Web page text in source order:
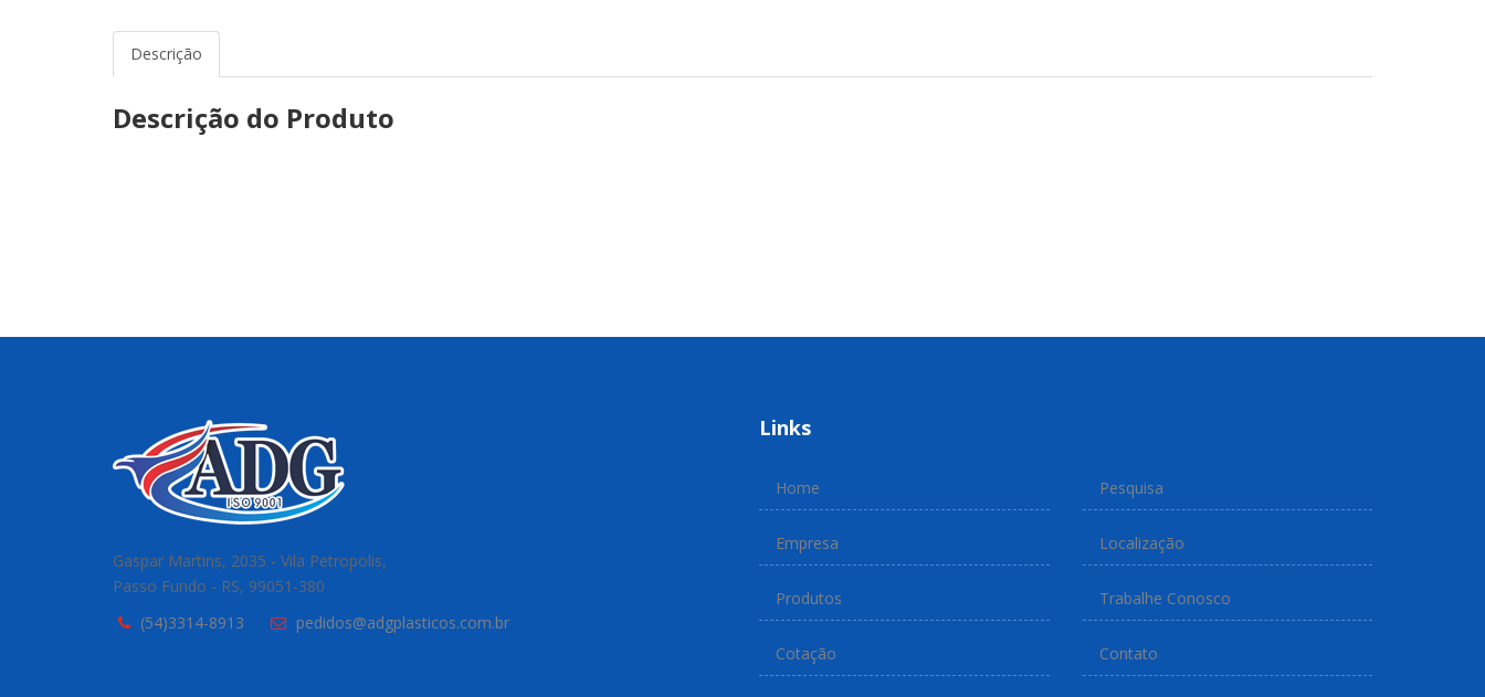
Descrição
Descrição do Produto
Gaspar Martins, 2035 - Vila Petropolis,
Passo Fundo - RS, 99051-380
(54)3314-8913
pedidos@adgplasticos.com.br
Links
Home
Empresa
Produtos
Cotação
Pesquisa
Localização
Trabalhe Conosco
Contato